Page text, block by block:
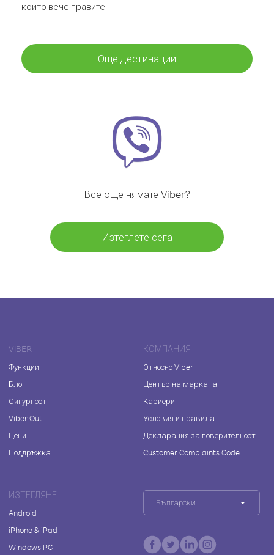
които вече правите
Още дестинации
Все още нямате Viber?
Изтеглете сега
VIBER
Функции
Блог
Сигурност
Viber Out
Цени
Поддръжка
КОМПАНИЯ
Относно Viber
Център на марката
Кариери
Условия и правила
Декларация за поверителност
Customer Complaints Code
ИЗТЕГЛЯНЕ
Android
iPhone & iPad
Windows PC
Български